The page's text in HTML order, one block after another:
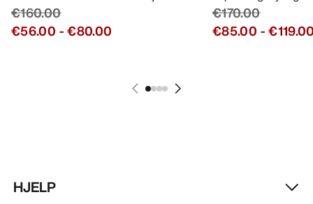
€160.00
€56.00 -€80.00
€170.00
€85.00 -
HJELP